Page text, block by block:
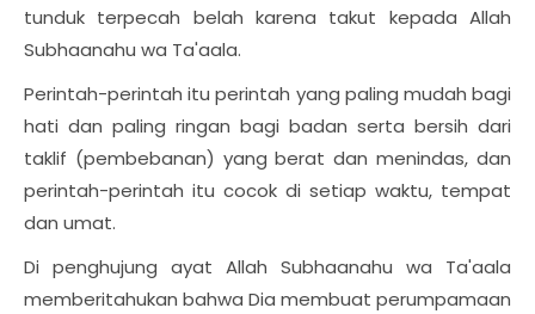
tunduk terpecah belah karena takut kepada Allah
Subhaanahu wa Ta'aala.
Perintah-perintah itu perintah yang paling mudah bagi
hati dan paling ringan bagi badan serta bersih dari
taklif (pembebanan) yang berat dan menindas, dan
perintah-perintah itu cocok di setiap waktu, tempat
dan umat.
Di penghujung ayat Allah Subhaanahu wa Ta'aala
memberitahukan bahwa Dia membuat perumpamaan